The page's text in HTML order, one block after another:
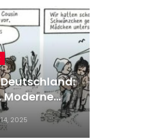
GESUNDHEIT
Ofarim Bekommt
Frist Zur Zahlung…
May 22, 2024